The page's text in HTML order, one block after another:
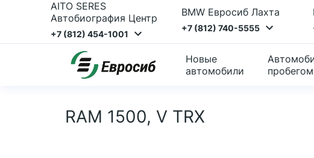
AITO SERES
Автобиография Центр
+7 (812) 454-1001
BMW Евросиб Лахта
+7 (812) 740-5555
Новые
автомобили
пробегом
RAM 1500, V TRX